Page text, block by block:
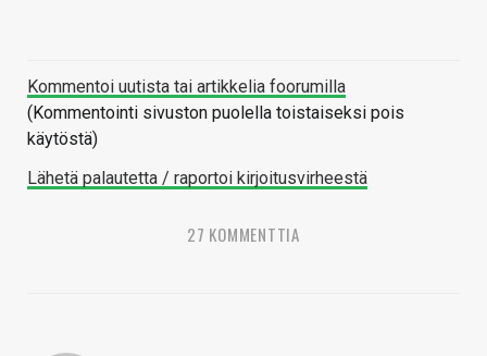
Kommentoi uutista tai artikkelia foorumilla
(Kommentointi sivuston puolella toistaiseksi pois
käytöstä)
Lähetä palautetta / raportoi kirjoitusvirheestä
27 KOMMENTTIA